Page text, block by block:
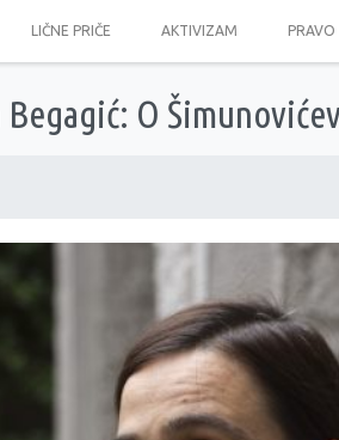
LIČNE PRIČE AKTIVIZAM
Begagić: O